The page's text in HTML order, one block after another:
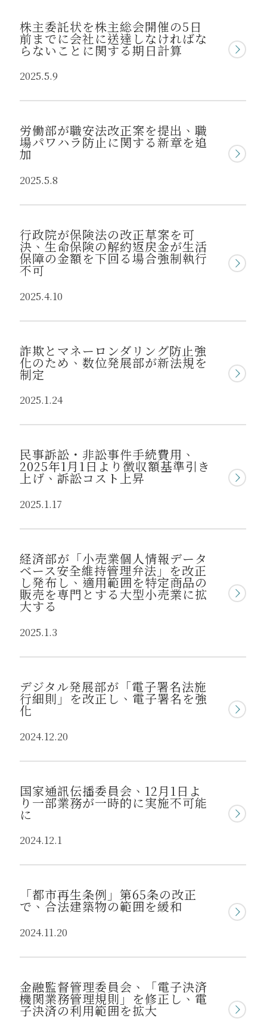
株主委託状を株主総会開催の5日
前までに会社に送達しなければな
らないことに関する期日計算
2025.5.9
労働部が職安法改正案を提出、職
場パワハラ防止に関する新章を追
加
2025.5.8
行政院が保険法の改正草案を可
決、生命保険の解約返戻金が生活
保障の金額を下回る場合強制執行
不可
2025.4.10
詐欺とマネーロンダリング防止強
化のため、数位発展部が新法規を
制定
2025.1.24
民事訴訟・非訟事件手続費用、
2025年1月1日より徴収額基準引き
上げ、訴訟コスト上昇
2025.1.17
経済部が「小売業個人情報データ
ベース安全維持管理弁法」を改正
し発布し、適用範囲を特定商品の
販売を専門とする大型小売業に拡
大する
2025.1.3
デジタル発展部が「電子署名法施
行細則」を改正し、電子署名を強
化
2024.12.20
国家通訊伝播委員会、12月1日よ
り一部業務が一時的に実施不可能
に
2024.12.1
「都市再生条例」第65条の改正
で、合法建築物の範囲を緩和
2024.11.20
金融監督管理委員会、「電子決済
機関業務管理規則」を修正し、電
子決済の利用範囲を拡大